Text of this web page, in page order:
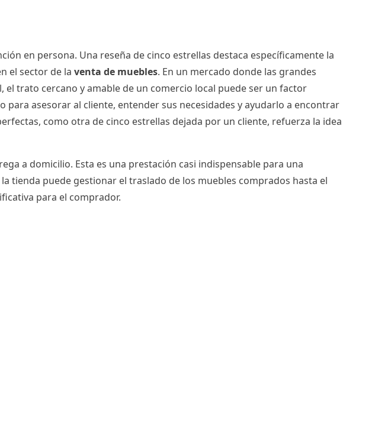
en persona. Una reseña de cinco estrellas destaca específicamente la
el sector de la venta de muebles. En un mercado donde las grandes
trato cercano y amable de un comercio local puede ser un factor
asesorar al cliente, entender sus necesidades y ayudarlo a encontrar
como otra de cinco estrellas dejada por un cliente, refuerza la idea
a domicilio. Esta es una prestación casi indispensable para una
tienda puede gestionar el traslado de los muebles comprados hasta el
para el comprador.